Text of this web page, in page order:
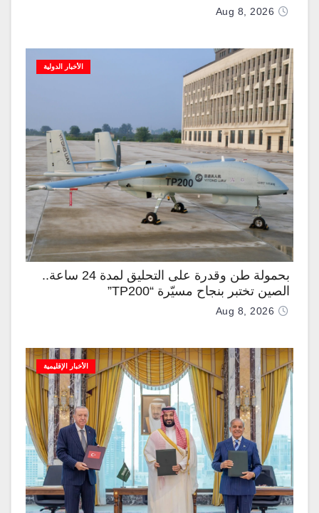
Aug 8, 2026
الأخبار الدولية
بحمولة طن وقدرة على التحليق لمدة 24 ساعة..
الصين تختبر بنجاح مسيّرة “TP200”
Aug 8, 2026
الأخبار الإقليمية